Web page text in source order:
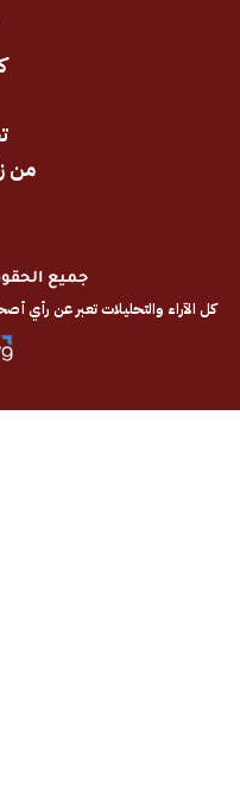
من زاوية أخرى
جميع الحقوق محفوظة ©
تعبر عن رأي أصحابها وليس